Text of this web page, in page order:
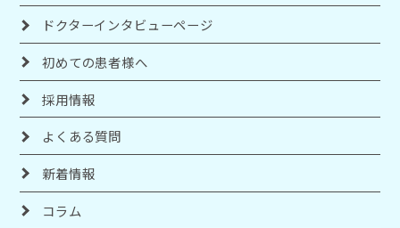
ドクターインタビューページ
初めての患者様へ
採用情報
よくある質問
新着情報
コラム